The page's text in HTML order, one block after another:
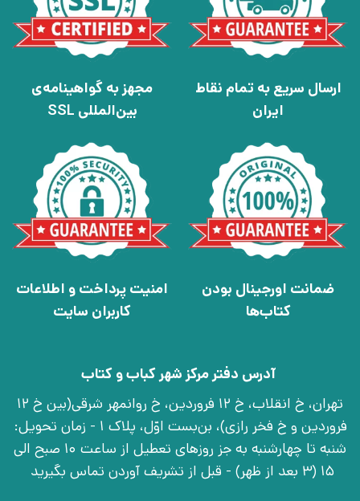
ارسال سریع به تمام نقاط
ایران
مجهز به گواهینامه‌ی
بین‌المللی SSL
ضمانت اورجینال بودن
کتاب‌ها
امنیت پرداخت و اطلاعات
کاربران سایت
آدرس دفتر مرکز شهر کباب و کتاب
تهران، خ انقلاب، خ 12 فروردین، خ روانمهر شرقی(بین خ 12
فروردین و خ فخر رازی)، بن‌بست اوّل، پلاک 1 - زمان تحویل:
شنبه تا چهارشنبه به جز روزهای تعطیل از ساعت 10 صبح الی
15 (3 بعد از ظهر) - قبل از تشریف آوردن تماس بگیرید